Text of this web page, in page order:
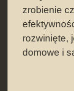
zrobienie
rozwinięte,
domowe i